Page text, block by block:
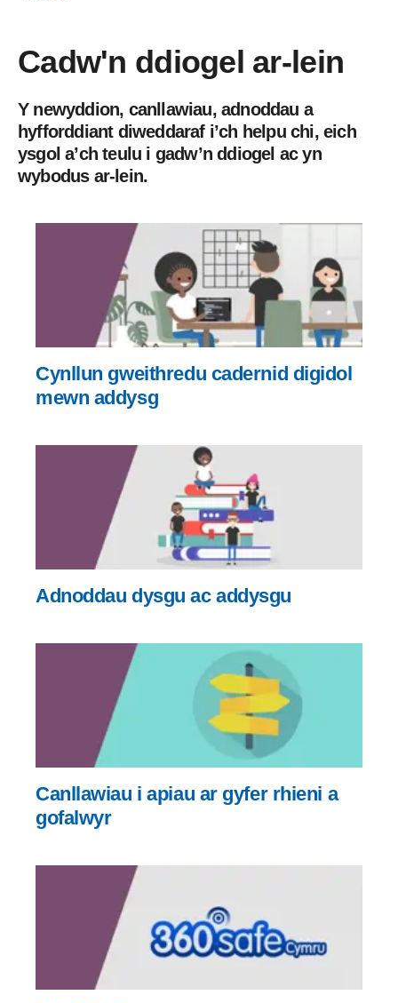
Cadw'n ddiogel ar-lein
Y newyddion, canllawiau, adnoddau a
hyfforddiant diweddaraf i’ch helpu chi, eich
ysgol a’ch teulu i gadw’n ddiogel ac yn
wybodus ar-lein.
Cynllun gweithredu cadernid digidol
mewn addysg
Adnoddau dysgu ac addysgu
Canllawiau i apiau ar gyfer rhieni a
gofalwyr